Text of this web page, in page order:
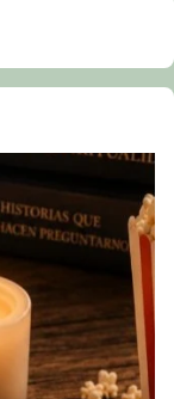
gairebé
la
2026-
viaje-